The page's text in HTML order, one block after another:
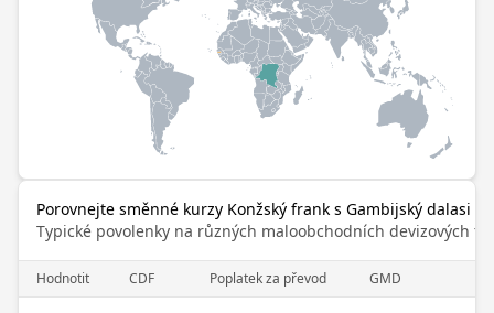
Porovnejte směnné kurzy Konžský frank s Gambijský dalasi
Typické povolenky na různých maloobchodních devizových
Hodnotit CDF Poplatek za převod GMD